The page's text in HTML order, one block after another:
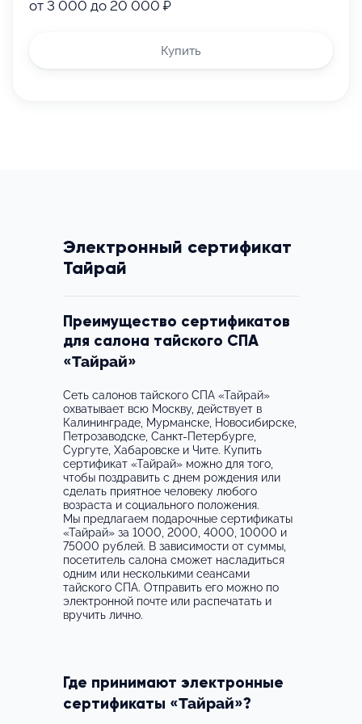
Красноказарменная, д. 14А корп. 4
Москва м. Автозаводская 3-й Автозаводский
Москва м. Алексеевская ул. Бочкова, д. 5
Москва м. Алтуфьево Алтуфьевское шоссе, 97
Бабушкина, д.17к3
Москва м. Багратионовская ул. Большая
Филевская, 13
Москва м. Бауманская ул. Доброслободская,
Москва м. Беломорская ул. Смольная, д. 49
Москва м. Белорусская пр-т Ленинградский, д.
Москва м. Бибирево ул. Пришвина, д. 23
Москва м. Ботанический сад ул. Снежная, д. 14
корп. 1
Москва м. Бульвар Рокоссовского ул.
Халтуринская, д. 18
от 3 000 до 20 000 ₽
Купить
Электронный сертификат
Тайрай
Преимущество сертификатов
для салона тайского СПА
«Тайрай»
Сеть салонов тайского СПА «Тайрай»
охватывает всю Москву, действует в
Калининграде, Мурманске, Новосибирске,
Петрозаводске, Санкт-Петербурге,
Сургуте, Хабаровске и Чите. Купить
сертификат «Тайрай» можно для того,
чтобы поздравить с днем рождения или
сделать приятное человеку любого
возраста и социального положения.
Мы предлагаем подарочные сертификаты
«Тайрай» за 1000, 2000, 4000, 10000 и
75000 рублей. В зависимости от суммы,
посетитель салона сможет насладиться
одним или несколькими сеансами
тайского СПА. Отправить его можно по
электронной почте или распечатать и
вручить лично.
Где принимают электронные
сертификаты «Тайрай»?